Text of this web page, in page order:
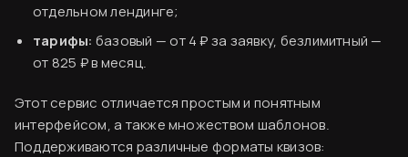
отдельном лендинге;
тарифы: базовый — от 4 ₽ за заявку, безлимитный —
от 825 ₽ в месяц.
Этот сервис отличается простым и понятным
интерфейсом, а также множеством шаблонов.
Поддерживаются различные форматы квизов: